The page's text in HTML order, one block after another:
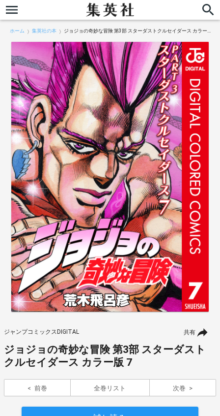
ホーム 集英社の本 ジョジョの奇妙な冒険 第3部 スターダストクルセイダース カラー版 7
共有
ジャンプコミックスDIGITAL
ジョジョの奇妙な冒険 第3部 スターダスト
クルセイダース カラー版 7
前巻 全巻リスト 次巻